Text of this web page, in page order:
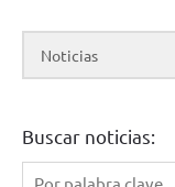
Noticias
Buscar noticias: